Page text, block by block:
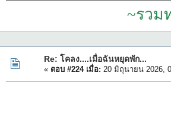
~รวม
Re: โคลง....เมื่อฉันหยุดพัก...
« ตอบ #224 เมื่อ: 20 มิถุนายน 2026,